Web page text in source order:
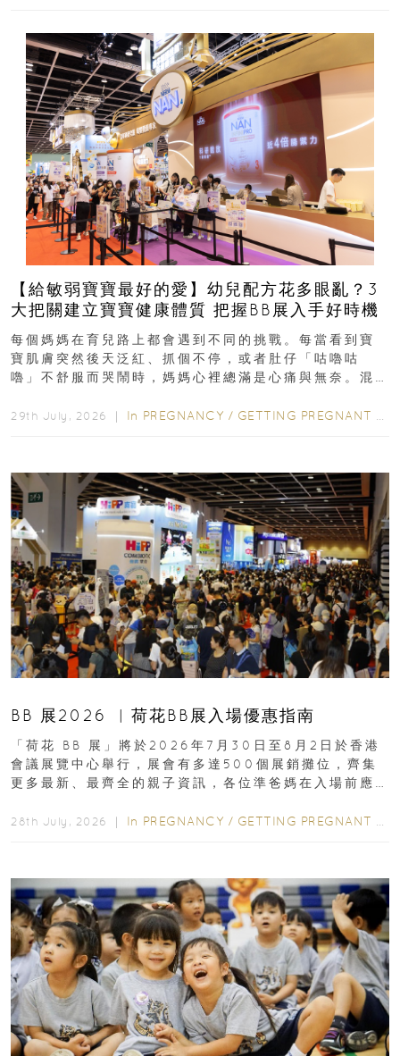
【給敏弱寶寶最好的愛】幼兒配方花多眼亂？3
大把關建立寶寶健康體質 把握BB展入手好時機
每個媽媽在育兒路上都會遇到不同的挑戰。每當看到寶
寶肌膚突然後天泛紅、抓個不停，或者肚仔「咕嚕咕
嚕」不舒服而哭鬧時，媽媽心裡總滿是心痛與無奈。混
29th July, 2026 ｜ In PREGNANCY / GETTING PREGNANT
BB 展2026 ︳荷花BB展入場優惠指南
「荷花 BB 展」將於2026年7月30日至8月2日於香港
會議展覽中心舉行，展會有多達500個展銷攤位，齊集
更多最新、最齊全的親子資訊，各位準爸媽在入場前應
28th July, 2026 ｜ In PREGNANCY / GETTING PREGNANT